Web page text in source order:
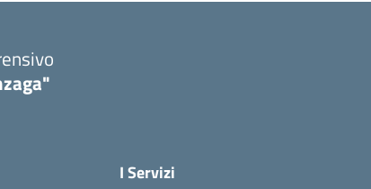
I Servizi